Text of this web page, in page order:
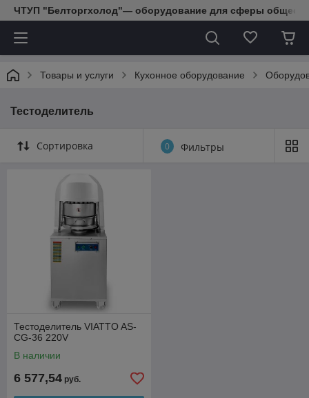
ЧТУП "Белторгхолод"— оборудование для сферы
Товары и услуги Кухонное оборудование
Тестоделитель
Сортировка 0 Фильтры
Тестоделитель VIATTO AS-
CG-36 220V
В наличии
6 577,54 руб.